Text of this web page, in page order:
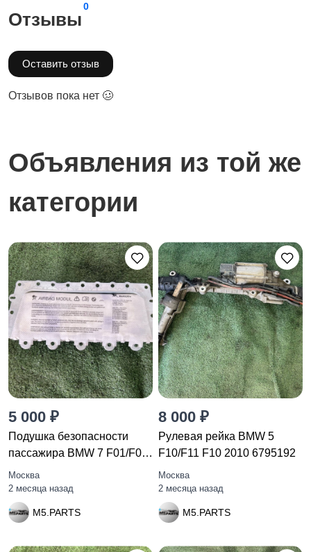
Отзывы
0
Оставить отзыв
Отзывов пока нет 🥴
Объявления из той же
категории
5 000 ₽
Подушка безопасности
пассажира BMW 7 F01/F02
F01
Москва
2 месяца назад
M5.PARTS
8 000 ₽
Рулевая рейка BMW 5
F10/F11 F10 2010 6795192
Москва
2 месяца назад
M5.PARTS